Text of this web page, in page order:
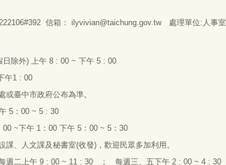
信箱： ilyvivian@taichung.gov.tw處理單位:人事室
日除外) 上午 8 : 00 ~ 下午 5 : 00
午1 : 00
臺中市政府公布為準。
5 ： 00 ~ 5 : 30
00 ~下午 1 ： 00 下午 5 ： 00 ~ 5 ： 30
課、人文課及秘書室(收發) ，歡迎民眾多加利用。
週二上午 9 : 00 ~ 11 : 30 ； 每週 三 五下午 2 : 00 ~ 4 : 30